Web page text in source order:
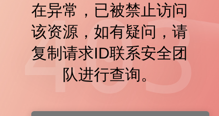
403
在异常，已被禁止访问
该资源，如有疑问，请
复制请求ID联系安全团
队进行查询。